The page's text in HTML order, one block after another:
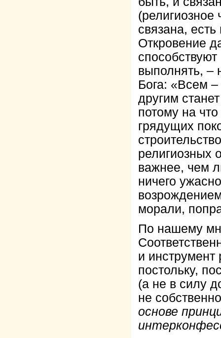
связана,
Откровение
выполнять, –
Бога: «Всем
другим
потому на
грядущих
религиозных
важнее, чем
ничего
морали,
По нашему
и
постольку,
(а не в силу
не
основе